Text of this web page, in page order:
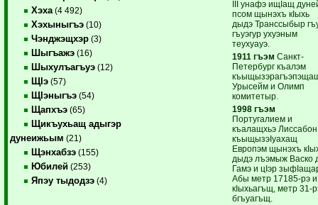
Хэха (4 492)
Хэхыныгъэ (10)
Чэнджэщхэр (3)
Шыгъажэ (16)
Шыхулъагъуэ (12)
ЩIэ (57)
ЩIэныгъэ (54)
Щапхъэ (65)
Щикъухьащ адыгэр
дунеижьым (21)
Щэнхабзэ (155)
Юбилей (253)
Япэу тыдодзэ (4)
III унафэ ищIащ
псом щынэхъ кIыхь
дыдэ Транссыбыр
гъуэгур ухуэным
теухуауэ.
1911 гъэм Санкт-
Петербург къалэм
Урысейм и Олимп
комитетыр.
1998 гъэм
Португалием и
къалащхьэ Лиссабон
къыщызэIуахащ
Европэм щынэхъ
дыдэ лъэмыж Васко
Гамэ и цIэр
Абы метр 17185-рэ и
кIыхьагъщ, метр 31-
бгъуагъщ.